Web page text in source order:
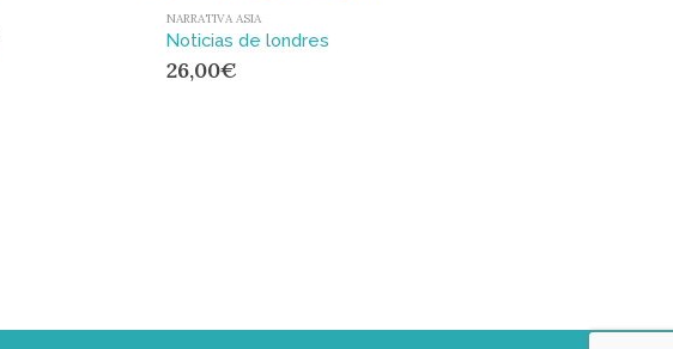
NARRATIVA ASIA
Noticias de londres
26,00€